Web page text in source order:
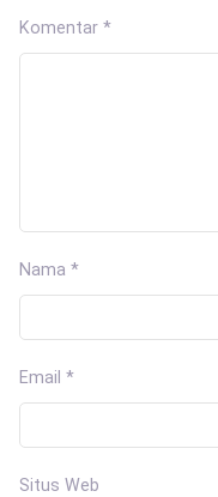
Komentar *
Nama *
Email *
Situs Web